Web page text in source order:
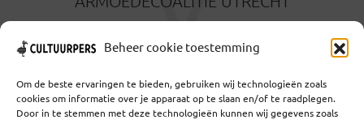
Beheer cookie toestemming
Om de beste ervaringen te bieden, gebruiken wij technologieën zoals
cookies om informatie over je apparaat op te slaan en/of te raadplegen.
Door in te stemmen met deze technologieën kunnen wij gegevens zoals